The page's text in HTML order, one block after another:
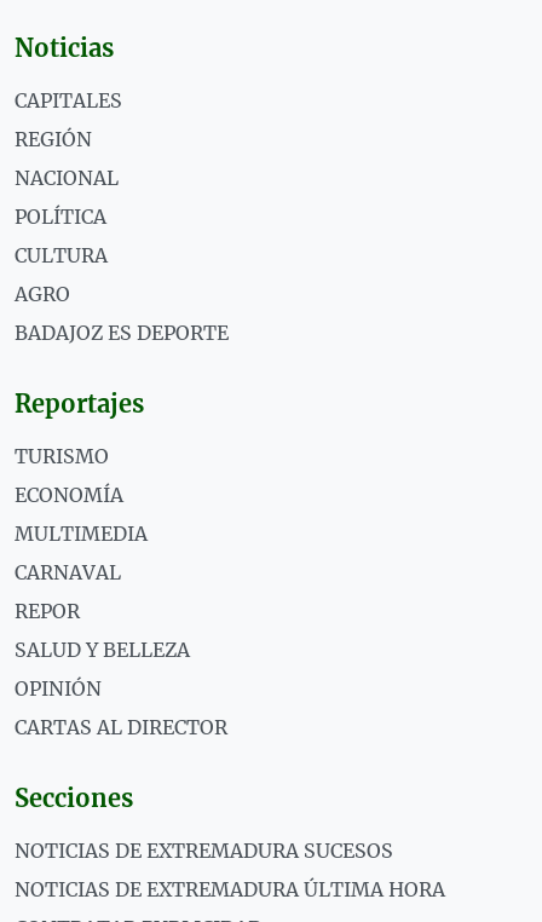
Noticias
CAPITALES
REGIÓN
NACIONAL
POLÍTICA
CULTURA
AGRO
BADAJOZ ES DEPORTE
Reportajes
TURISMO
ECONOMÍA
MULTIMEDIA
CARNAVAL
REPOR
SALUD Y BELLEZA
OPINIÓN
CARTAS AL DIRECTOR
Secciones
NOTICIAS DE EXTREMADURA SUCESOS
NOTICIAS DE EXTREMADURA ÚLTIMA HORA